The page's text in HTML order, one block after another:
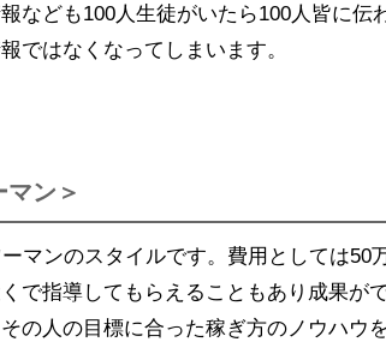
なども100人生徒がいたら100人皆に伝
ではなくなってしまいます。
マン＞
マンのスタイルです。費用としては50
で指導してもらえることもあり成果が
の人の目標に合った稼ぎ方のノウハウ